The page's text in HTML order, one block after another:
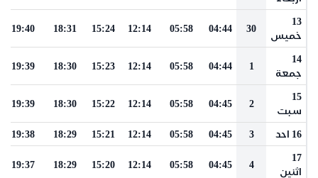
13
خميس
30
04:44
05:58
12:14
15:24
18:31
19:40
14
جمعة
1
04:44
05:58
12:14
15:23
18:30
19:39
15
سبت
2
04:45
05:58
12:14
15:22
18:30
19:39
16 احد 3
04:45
05:58
12:14
15:21
18:29
19:38
17
اثنين
4
04:45
05:58
12:14
15:20
18:29
19:37